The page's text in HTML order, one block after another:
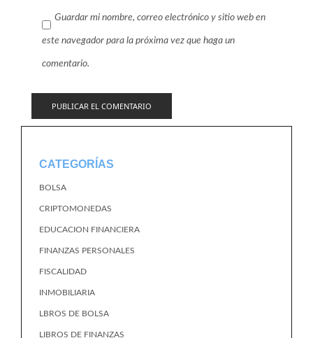
Guardar mi nombre, correo electrónico y sitio web en
este navegador para la próxima vez que haga un
comentario.
CATEGORÍAS
BOLSA
CRIPTOMONEDAS
EDUCACION FINANCIERA
FINANZAS PERSONALES
FISCALIDAD
INMOBILIARIA
LBROS DE BOLSA
LIBROS DE FINANZAS